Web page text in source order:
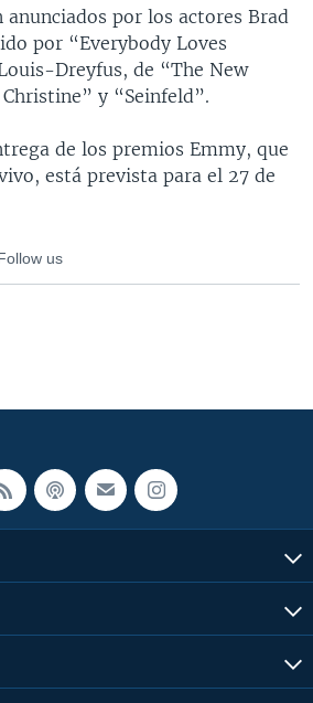
por los actores Brad
por “Everybody Loves
Dreyfus, de “The New
y “Seinfeld”.
de los premios Emmy, que
está prevista para el 27 de
us